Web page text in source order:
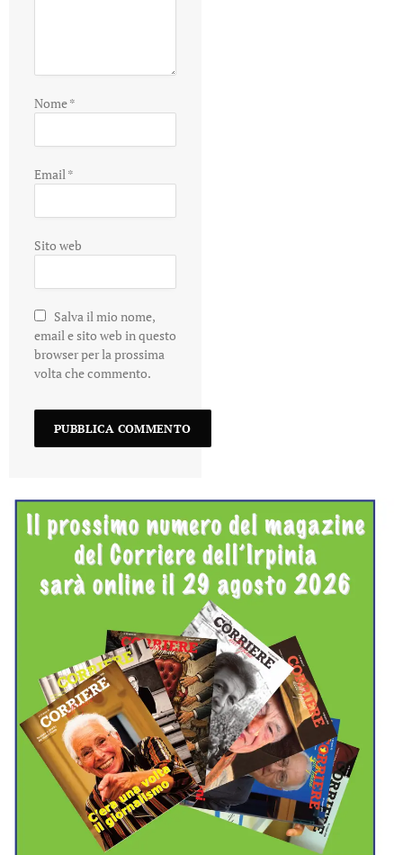
Nome*
Email*
Sito web
Salva il mio nome,
email e sito web in questo
browser per la prossima
volta che commento.